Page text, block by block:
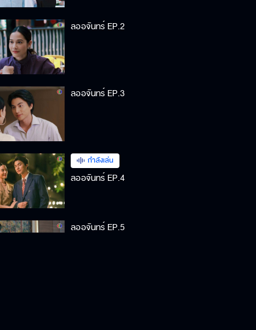
ลออจันทร์ EP.2
ลออจันทร์ EP.3
กำลังเล่น
ลออจันทร์ EP.4
ลออจันทร์ EP.5